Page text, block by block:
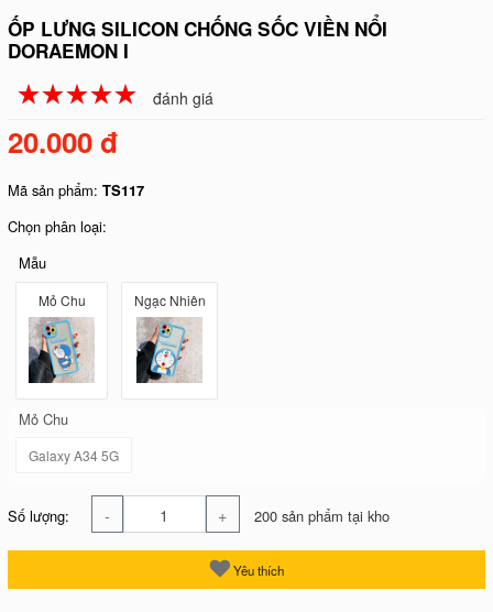
ỐP LƯNG SILICON CHỐNG SỐC VIỀN NỔI
DORAEMON I
☆☆☆☆☆
★★★★★ đánh giá
20.000 đ
Mã sản phẩm:TS117
Chọn phân loại:
Mẫu
Mỏ Chu Ngạc Nhiên
Mỏ Chu
Galaxy A34 5G
Số lượng: - + 200 sản phẩm tại kho
Yêu thích